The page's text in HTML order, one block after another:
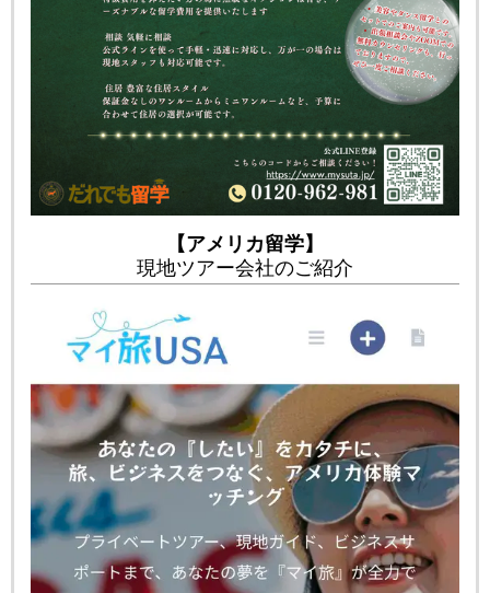
【アメリカ留学】
現地ツアー会社のご紹介